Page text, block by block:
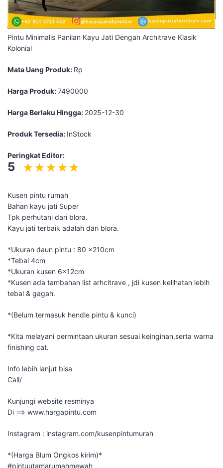
Pintu Minimalis Panilan Kayu Jati Dengan Architrave Klasik
Kolonial
Mata Uang Produk: Rp
Harga Produk:7490000
Harga Berlaku Hingga: 2025-12-30
Produk Tersedia: InStock
Peringkat Editor:
5
Kusen pintu rumah
Bahan kayu jati Super
Tpk perhutani dari blora.
Kayu jati terbaik adalah dari blora.
*Ukuran daun pintu : 80 x210cm
*Tebal 4cm
*Ukuran kusen 6x12cm
*Kusen ada tambahan list arhcitrave , jdi kusen kelihatan lebih
tebal & gagah.
*(Belum termasuk hendle pintu & kunci)
*Kita melayani permintaan ukuran sesuai keinginan,serta warna
finishing cat.
Info lebih lanjut bisa
Call/
Kunjungi website resminya
Di ==> www.hargapintu.com
Instagram : instagram.com/kusenpintumurah
*(Harga Blum Ongkos kirim)*
#pintuutamarumahmewah